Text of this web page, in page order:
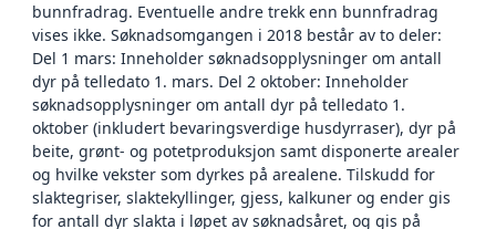
bunnfradrag. Eventuelle andre trekk enn bunnfradrag
vises ikke. Søknadsomgangen i 2018 består av to deler:
Del 1 mars: Inneholder søknadsopplysninger om antall
dyr på telledato 1. mars. Del 2 oktober: Inneholder
søknadsopplysninger om antall dyr på telledato 1.
oktober (inkludert bevaringsverdige husdyrraser), dyr på
beite, grønt- og potetproduksjon samt disponerte arealer
og hvilke vekster som dyrkes på arealene. Tilskudd for
slaktegriser, slaktekyllinger, gjess, kalkuner og ender gis
for antall dyr slakta i løpet av søknadsåret, og gis på